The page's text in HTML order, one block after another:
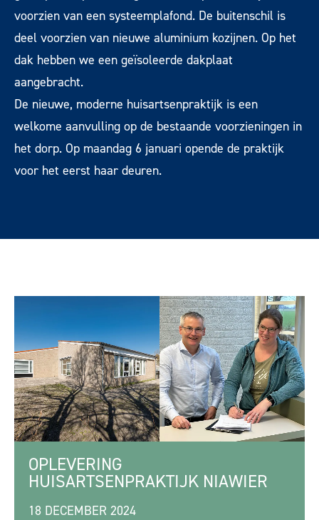
voorzien van een systeemplafond. De buitenschil is
deel voorzien van nieuwe aluminium kozijnen. Op het
dak hebben we een geïsoleerde dakplaat
aangebracht.
De nieuwe, moderne huisartsenpraktijk is een
welkome aanvulling op de bestaande voorzieningen in
het dorp. Op maandag 6 januari opende de praktijk
voor het eerst haar deuren.
OPLEVERING
HUISARTSENPRAKTIJK NIAWIER
18 DECEMBER 2024